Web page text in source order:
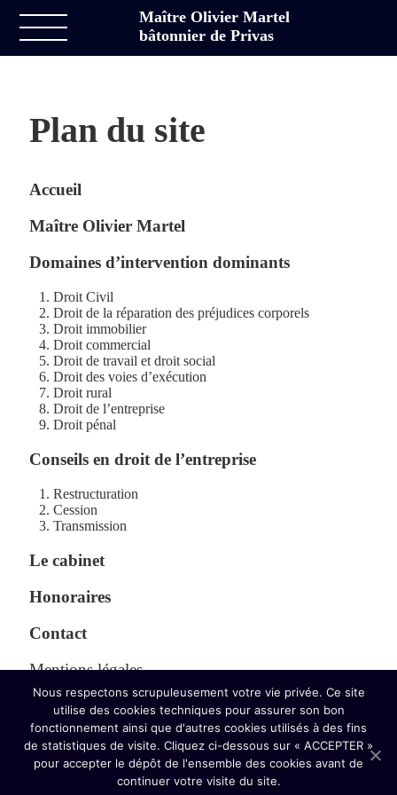
Maître Olivier Martel
bâtonnier de Privas
Plan du site
Accueil
Maître Olivier Martel
Domaines d’intervention dominants
Droit Civil
Droit de la réparation des préjudices corporels
Droit immobilier
Droit commercial
Droit de travail et droit social
Droit des voies d’exécution
Droit rural
Droit de l’entreprise
Droit pénal
Conseils en droit de l’entreprise
Restructuration
Cession
Transmission
Le cabinet
Honoraires
Contact
Mentions légales
Politique de confidentialité
Nous respectons scrupuleusement votre vie privée. Ce site
utilise des cookies techniques pour assurer son bon
fonctionnement ainsi que d'autres cookies utilisés à des fins
de statistiques de visite. Cliquez ci-dessous sur « ACCEPTER »
pour accepter le dépôt de l'ensemble des cookies avant de
continuer votre visite du site.